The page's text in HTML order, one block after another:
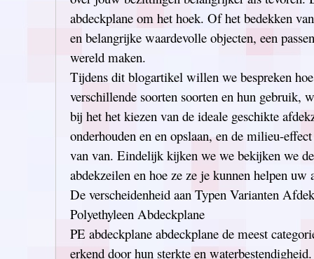
abdeckplane om het hoek. Of het bedekken
en belangrijke waardevolle objecten, een
wereld maken.
Tijdens dit blogartikel willen we bespreken
verschillende soorten soorten en hun gebruik,
bij het het kiezen van de ideale geschikte
onderhouden en en opslaan, en de milieu-
van van. Eindelijk kijken we we bekijken we
abdekzeilen en hoe ze ze je kunnen helpen uw
De verscheidenheid aan Typen Varianten
Polyethyleen Abdeckplane
PE abdeckplane abdeckplane de meest
erkend door hun sterkte en